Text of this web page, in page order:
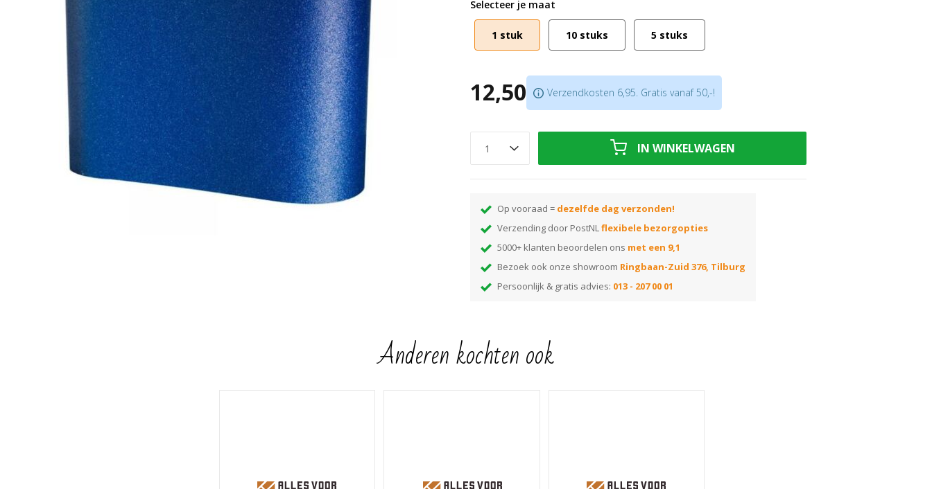
P40, P60, P80, P100 en P120.
Afmeting 200 x 750 mm.
Past op de bandschuurmachine
Blauwe schuurbanden hebben een langere levensduur dan rode
schuurbanden
Onbehandelde houten vloer schuren
Selecteer je maat
1 stuk 10 stuks 5 stuks
12,50 Verzendkosten 6,95. Gratis vanaf 50,-!
IN WINKELWAGEN
Op vooraad = dezelfde dag verzonden!
Verzending door PostNLflexibele bezorgopties
5000+ klanten beoordelen ons met een 9,1
Bezoek ook onze showroom Ringbaan-Zuid 376, Tilburg
Persoonlijk & gratis advies: 013 - 207 00 01
Anderen kochten ook